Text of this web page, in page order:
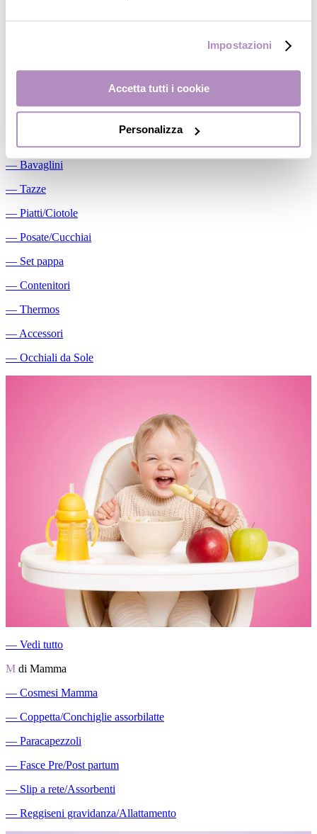
Impostazioni
Accetta tutti i cookie
Personalizza
Conservalatte Materno
―Massaggiagengive
― Bavaglini
― Tazze
― Piatti/Ciotole
― Posate/Cucchiai
― Set pappa
― Contenitori
― Thermos
― Accessori
― Occhiali da Sole
― Vedi tutto
M di Mamma
― Cosmesi Mamma
― Coppetta/Conchiglie assorbilatte
― Paracapezzoli
― Fasce Pre/Post partum
― Slip a rete/Assorbenti
― Reggiseni gravidanza/Allattamento